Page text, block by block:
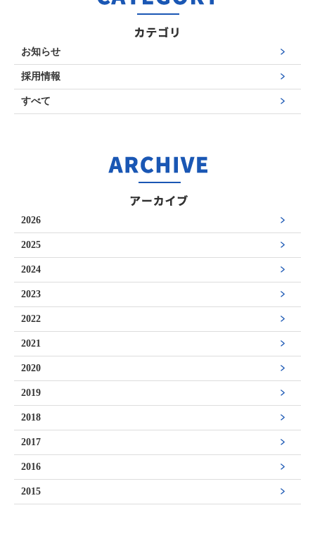
お知らせ
採用情報
すべて
2026
2025
2024
2023
2022
2021
2020
2019
2018
2017
2016
2015